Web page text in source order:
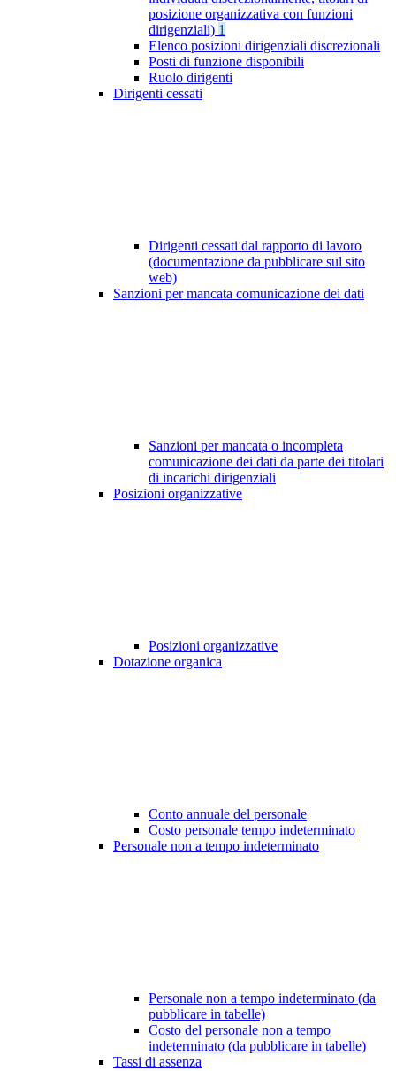
posizione organizzativa con funzioni
dirigenziali) 1
Elenco posizioni dirigenziali discrezionali
Posti di funzione disponibili
Ruolo dirigenti
Dirigenti cessati
Dirigenti cessati dal rapporto di lavoro
(documentazione da pubblicare sul sito
web)
Sanzioni per mancata comunicazione dei dati
Sanzioni per mancata o incompleta
comunicazione dei dati da parte dei titolari
di incarichi dirigenziali
Posizioni organizzative
Posizioni organizzative
Dotazione organica
Conto annuale del personale
Costo personale tempo indeterminato
Personale non a tempo indeterminato
Personale non a tempo indeterminato (da
pubblicare in tabelle)
Costo del personale non a tempo
indeterminato (da pubblicare in tabelle)
Tassi di assenza